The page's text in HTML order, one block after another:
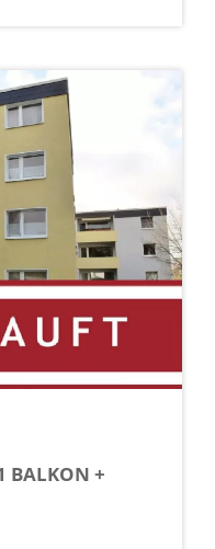
BALKON +